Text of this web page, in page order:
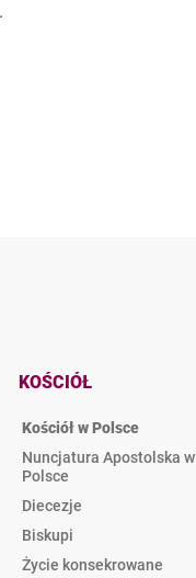
KOŚCIÓŁ
Kościół w Polsce
Nuncjatura Apostolska w
Polsce
Diecezje
Biskupi
Życie konsekrowane